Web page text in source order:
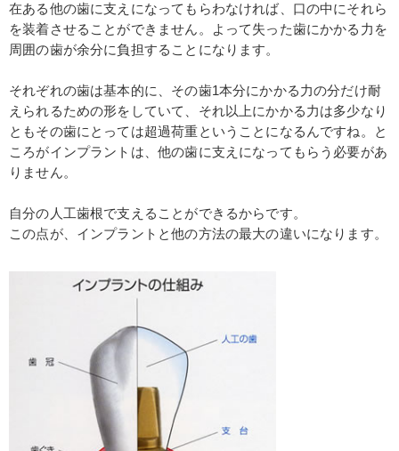
在ある他の歯に支えになってもらわなければ、口の中にそれら
を装着させることができません。よって失った歯にかかる力を
周囲の歯が余分に負担することになります。
それぞれの歯は基本的に、その歯1本分にかかる力の分だけ耐
えられるための形をしていて、それ以上にかかる力は多少なり
ともその歯にとっては超過荷重ということになるんですね。と
ころがインプラントは、他の歯に支えになってもらう必要があ
りません。
自分の人工歯根で支えることができるからです。
この点が、インプラントと他の方法の最大の違いになります。